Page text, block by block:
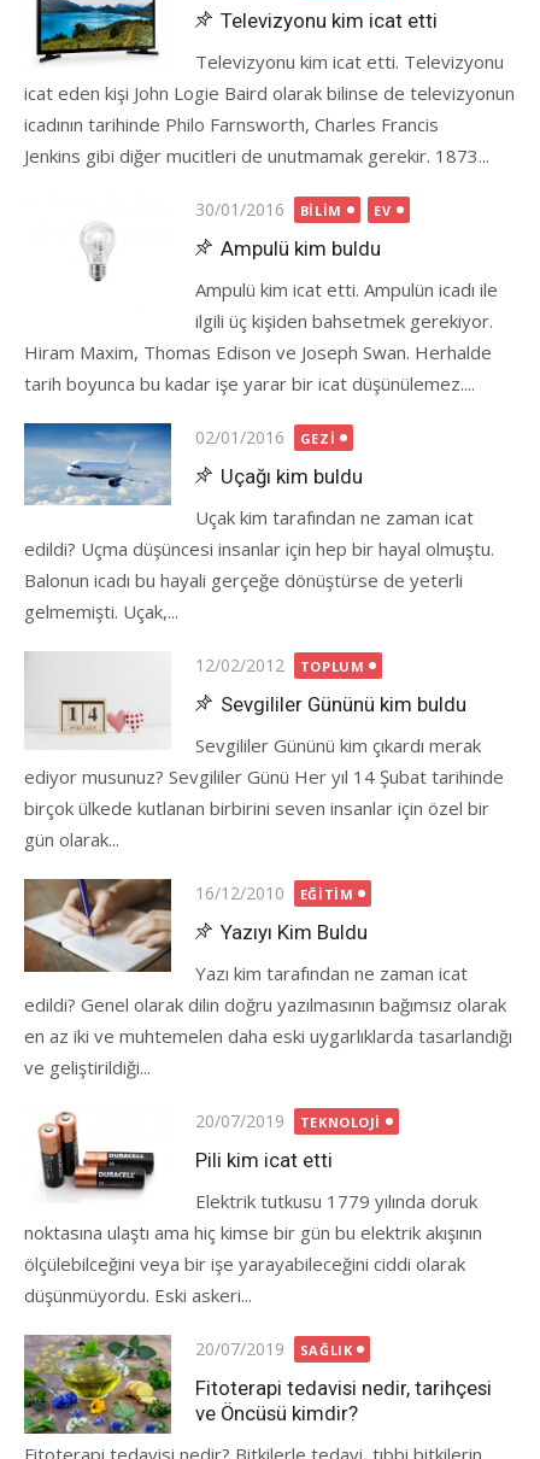
on Televizyonu kim icat etti
Televizyonu kim icat etti. Televizyonu
icat eden kişi John Logie Baird olarak bilinse de televizyonun
icadının tarihinde Philo Farnsworth, Charles Francis
Jenkins gibi diğer mucitleri de unutmamak gerekir. 1873...
Posted
on
30/01/2016 BILIM EV
Ampulü kim buldu
Ampulü kim icat etti. Ampulün icadı ile
ilgili üç kişiden bahsetmek gerekiyor.
Hiram Maxim, Thomas Edison ve Joseph Swan. Herhalde
tarih boyunca bu kadar işe yarar bir icat düşünülemez....
Posted
on
02/01/2016 GEZI
Uçağı kim buldu
Uçak kim tarafından ne zaman icat
edildi? Uçma düşüncesi insanlar için hep bir hayal olmuştu.
Balonun icadı bu hayali gerçeğe dönüştürse de yeterli
gelmemişti. Uçak,...
Posted
on
12/02/2012 TOPLUM
Sevgililer Gününü kim buldu
Sevgililer Gününü kim çıkardı merak
ediyor musunuz? Sevgililer Günü Her yıl 14 Şubat tarihinde
birçok ülkede kutlanan birbirini seven insanlar için özel bir
gün olarak...
Posted
on
16/12/2010 EĞITIM
Yazıyı Kim Buldu
Yazı kim tarafından ne zaman icat
edildi? Genel olarak dilin doğru yazılmasının bağımsız olarak
en az iki ve muhtemelen daha eski uygarlıklarda tasarlandığı
ve geliştirildiği...
Posted
on
20/07/2019 TEKNOLOJI
Pili kim icat etti
Elektrik tutkusu 1779 yılında doruk
noktasına ulaştı ama hiç kimse bir gün bu elektrik akışının
ölçülebilceğini veya bir işe yarayabileceğini ciddi olarak
düşünmüyordu. Eski askeri...
Posted
on
20/07/2019 SAĞLIK
Fitoterapi tedavisi nedir, tarihçesi
ve Öncüsü kimdir?
Fitoterapi tedavisi nedir? Bitkilerle tedavi, tıbbi bitkilerin